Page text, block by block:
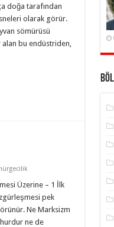
doğa tarafından
olarak görür.
sömürüsü
bu endüstriden,
Üzerine – 1 İlk
pek
Ne Marksizm
ne de